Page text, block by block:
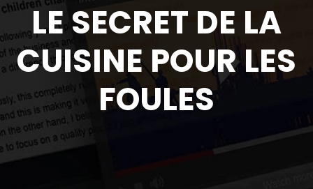
LE SECRET DE LA
CUISINE POUR LES
FOULES